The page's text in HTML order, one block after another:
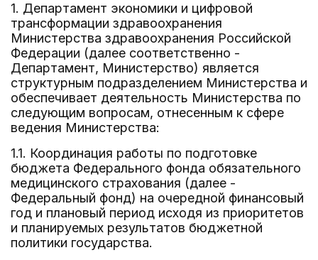
1. Департамент экономики и цифровой
трансформации здравоохранения
Министерства здравоохранения Российской
Федерации (далее соответственно -
Департамент, Министерство) является
структурным подразделением Министерства и
обеспечивает деятельность Министерства по
следующим вопросам, отнесенным к сфере
ведения Министерства:
1.1. Координация работы по подготовке
бюджета Федерального фонда обязательного
медицинского страхования (далее -
Федеральный фонд) на очередной финансовый
год и плановый период исходя из приоритетов
и планируемых результатов бюджетной
политики государства.